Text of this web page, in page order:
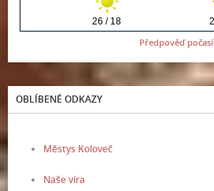
Předpověď počasí
OBLÍBENÉ ODKAZY
Městys Koloveč
Naše víra